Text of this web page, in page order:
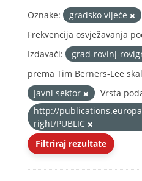
Oznake: gradsko vijeće
Frekvencija osvježavanja
Izdavači:
grad-rovinj-
prema Tim Berners-Lee
Javni sektor
Vrsta
http://
right/PUBLIC
Filtriraj rezultate